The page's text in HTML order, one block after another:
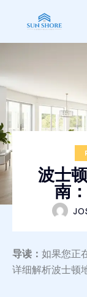
波士
南
导读： 如果您正
详细解析波士顿